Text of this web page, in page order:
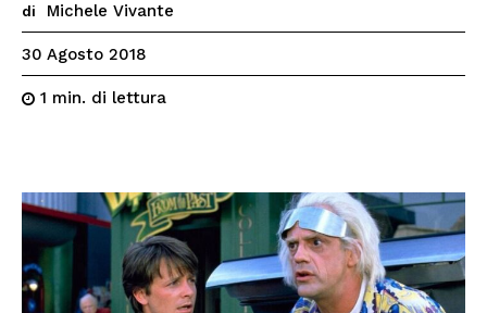
di Michele Vivante
30 Agosto 2018
1 min. di lettura